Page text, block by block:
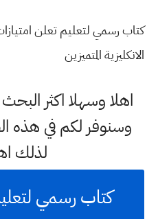
كتاب رسمي لتعليم تعلن
الانكليزية المتميزين
اهلا وسهلا اكثر
وسنوفر لكم في هذه
لذلك
كتاب رسمي